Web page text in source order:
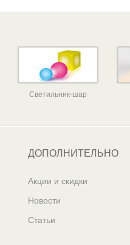
Светильник-шар
ДОПОЛНИТЕЛЬНО
Акции и скидки
Новости
Статьи